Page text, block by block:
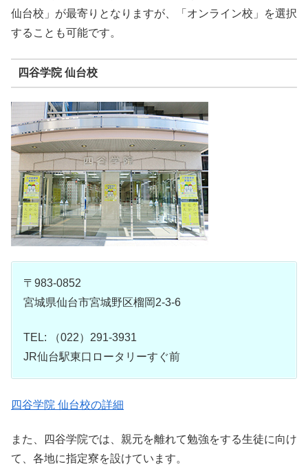
仙台校」が最寄りとなりますが、「オンライン校」を選択
することも可能です。
四谷学院 仙台校
〒983-0852
宮城県仙台市宮城野区榴岡2-3-6
TEL: （022）291-3931
JR仙台駅東口ロータリーすぐ前
四谷学院 仙台校の詳細
また、四谷学院では、親元を離れて勉強をする生徒に向け
て、各地に指定寮を設けています。